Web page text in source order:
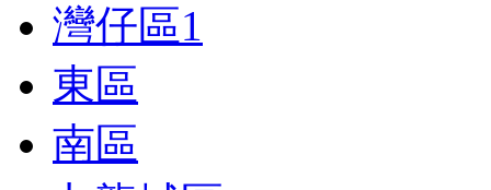
灣仔區1
東區
南區